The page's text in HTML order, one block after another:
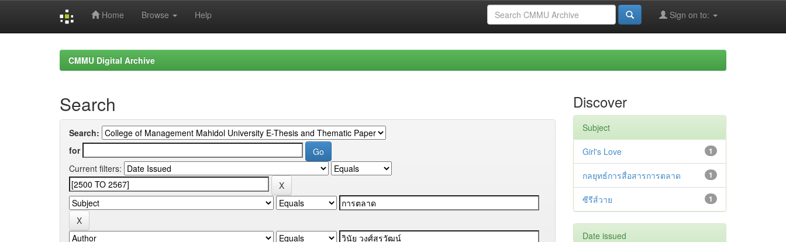
Home Browse Help Sign on to:
CMMU Digital Archive
Search
Search:
for
Current filters:
Discover
Subject
1
Girl's Love
1
กลยุทธ์การสื่อสารการตลาด
1
ซีรีส์วาย
Date issued